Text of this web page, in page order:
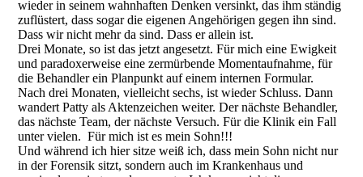
wieder in seinem wahnhaften Denken versinkt, das ihm ständig
zuflüstert, dass sogar die eigenen Angehörigen gegen ihn sind.
Dass wir nicht mehr da sind. Dass er allein ist.
Drei Monate, so ist das jetzt angesetzt. Für mich eine Ewigkeit
und paradoxerweise eine zermürbende Momentaufnahme, für
die Behandler ein Planpunkt auf einem internen Formular.
Nach drei Monaten, vielleicht sechs, ist wieder Schluss. Dann
wandert Patty als Aktenzeichen weiter. Der nächste Behandler,
das nächste Team, der nächste Versuch. Für die Klinik ein Fall
unter vielen. Für mich ist es mein Sohn!!!
Und während ich hier sitze weiß ich, dass mein Sohn nicht nur
in der Forensik sitzt, sondern auch im Krankenhaus und